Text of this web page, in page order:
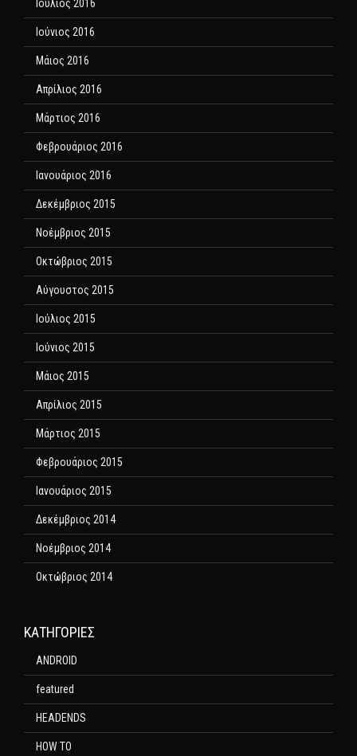
Ιούλιος 2016
Ιούνιος 2016
Μάιος 2016
Απρίλιος 2016
Μάρτιος 2016
Φεβρουάριος 2016
Ιανουάριος 2016
Δεκέμβριος 2015
Νοέμβριος 2015
Οκτώβριος 2015
Αύγουστος 2015
Ιούλιος 2015
Ιούνιος 2015
Μάιος 2015
Απρίλιος 2015
Μάρτιος 2015
Φεβρουάριος 2015
Ιανουάριος 2015
Δεκέμβριος 2014
Νοέμβριος 2014
Οκτώβριος 2014
KΑΤΗΓΟΡΊΕΣ
ANDROID
featured
HEADENDS
HOW TO